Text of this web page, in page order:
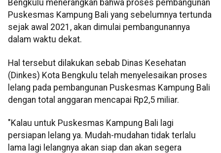
Bengkulu menerangkan bahwa proses pembangunan
Puskesmas Kampung Bali yang sebelumnya tertunda
sejak awal 2021, akan dimulai pembangunannya
dalam waktu dekat.
Hal tersebut dilakukan sebab Dinas Kesehatan
(Dinkes) Kota Bengkulu telah menyelesaikan proses
lelang pada pembangunan Puskesmas Kampung Bali
dengan total anggaran mencapai Rp2,5 miliar.
"Kalau untuk Puskesmas Kampung Bali lagi
persiapan lelang ya. Mudah-mudahan tidak terlalu
lama lagi lelangnya akan siap dan akan segera